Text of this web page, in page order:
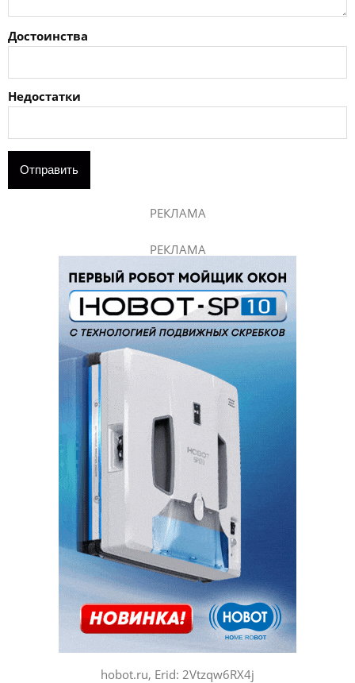
Достоинства
Недостатки
РЕКЛАМА
РЕКЛАМА
hobot.ru, Erid: 2Vtzqw6RX4j